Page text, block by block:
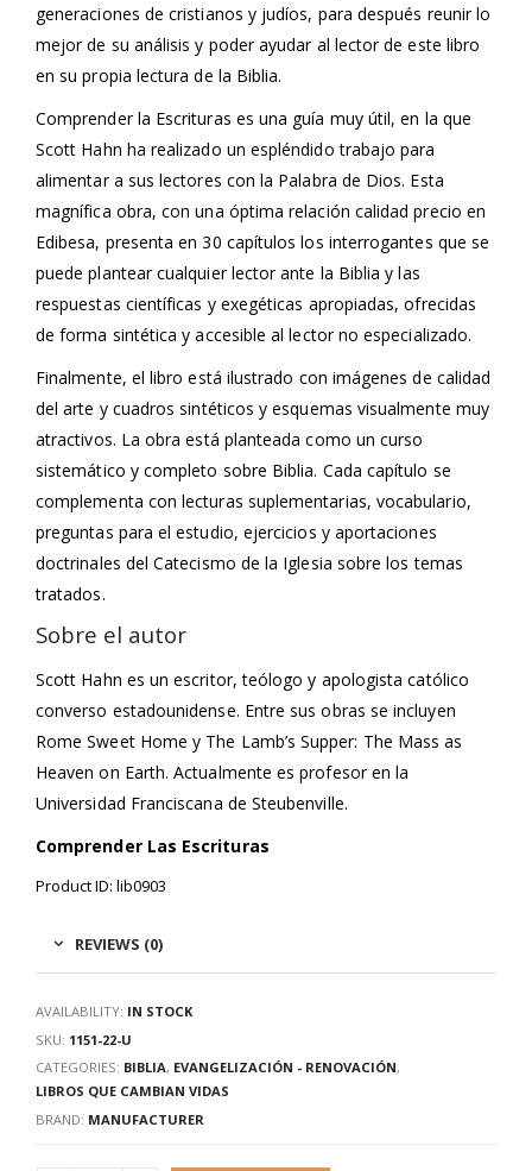
generaciones de cristianos y judíos, para después reunir lo
mejor de su análisis y poder ayudar al lector de este libro
en su propia lectura de la Biblia.
Comprender la Escrituras es una guía muy útil, en la que
Scott Hahn ha realizado un espléndido trabajo para
alimentar a sus lectores con la Palabra de Dios. Esta
magnífica obra, con una óptima relación calidad precio en
Edibesa, presenta en 30 capítulos los interrogantes que se
puede plantear cualquier lector ante la Biblia y las
respuestas científicas y exegéticas apropiadas, ofrecidas
de forma sintética y accesible al lector no especializado.
Finalmente, el libro está ilustrado con imágenes de calidad
del arte y cuadros sintéticos y esquemas visualmente muy
atractivos. La obra está planteada como un curso
sistemático y completo sobre Biblia. Cada capítulo se
complementa con lecturas suplementarias, vocabulario,
preguntas para el estudio, ejercicios y aportaciones
doctrinales del Catecismo de la Iglesia sobre los temas
tratados.
Sobre el autor
Scott Hahn es un escritor, teólogo y apologista católico
converso estadounidense. Entre sus obras se incluyen
Rome Sweet Home y The Lamb’s Supper: The Mass as
Heaven on Earth. Actualmente es profesor en la
Universidad Franciscana de Steubenville.
Comprender Las Escrituras
Product ID: lib0903
REVIEWS (0)
AVAILABILITY: IN STOCK
SKU: 1151-22-U
CATEGORIES: BIBLIA, EVANGELIZACIÓN - RENOVACIÓN,
LIBROS QUE CAMBIAN VIDAS
BRAND: MANUFACTURER